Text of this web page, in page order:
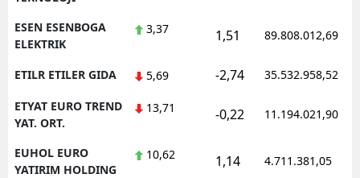
ESEN ESENBOGA
ELEKTRIK
3,37 1,51 89.808.012,69
ETILR ETILER GIDA 5,69 -2,74 35.532.958,52
ETYAT EURO TREND
YAT. ORT.
13,71 -0,22 11.194.021,90
EUHOL EURO
YATIRIM HOLDING
10,62 1,14 4.711.381,05